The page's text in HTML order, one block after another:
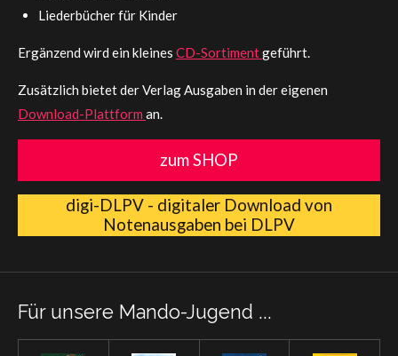
Liederbücher für Kinder
Ergänzend wird ein kleines CD-Sortimentgeführt.
Zusätzlich bietet der Verlag Ausgaben in der eigenen
Download-Plattform an.
zum SHOP
digi-DLPV - digitaler Download von
Notenausgaben bei DLPV
Für unsere Mando-Jugend ...